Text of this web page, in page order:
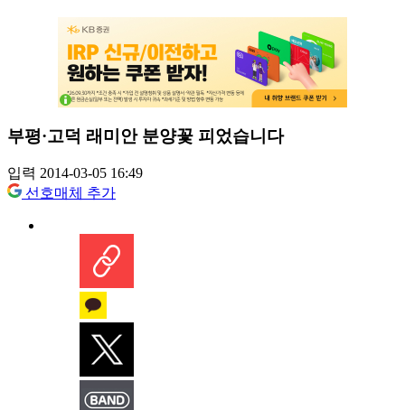
부평·고덕 래미안 분양꽃 피었습니다
입력 2014-03-05 16:49
선호매체 추가